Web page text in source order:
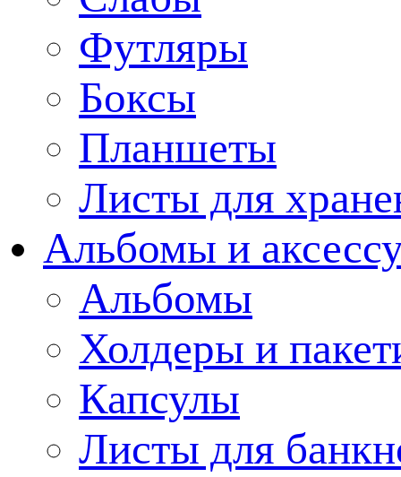
Футляры
Боксы
Планшеты
Листы для
Альбомы и
Альбомы
Холдеры и
Капсулы
Листы для